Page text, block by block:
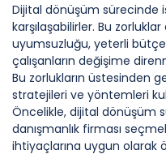
Dijital dönüşüm sürecinde
karşılaşabilirler. Bu
uyumsuzluğu, yeterli bütçe
çalışanların değişime
Bu zorlukların üstesinden
stratejileri ve yöntemleri
Öncelikle, dijital dönüşüm
danışmanlık firması
ihtiyaçlarına uygun olarak